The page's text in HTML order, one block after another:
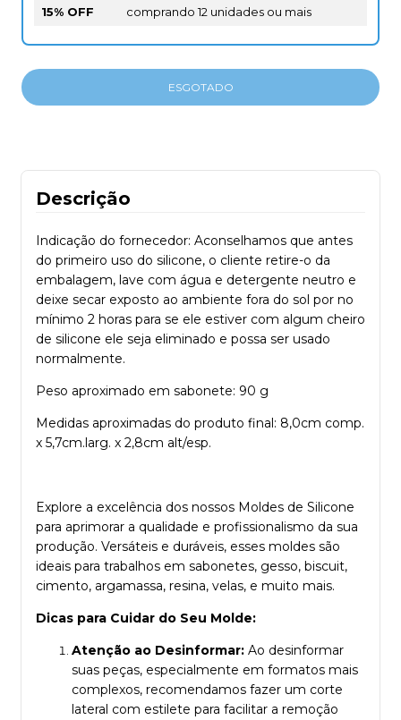
15% OFF
comprando 12 unidades ou mais
Descrição
Indicação do fornecedor: Aconselhamos que antes
do primeiro uso do silicone, o cliente retire-o da
embalagem, lave com água e detergente neutro e
deixe secar exposto ao ambiente fora do sol por no
mínimo 2 horas para se ele estiver com algum cheiro
de silicone ele seja eliminado e possa ser usado
normalmente.
Peso aproximado em sabonete: 90 g
Medidas aproximadas do produto final: 8,0cm comp.
x 5,7cm.larg. x 2,8cm alt/esp.
Explore a excelência dos nossos Moldes de Silicone
para aprimorar a qualidade e profissionalismo da sua
produção. Versáteis e duráveis, esses moldes são
ideais para trabalhos em sabonetes, gesso, biscuit,
cimento, argamassa, resina, velas, e muito mais.
Dicas para Cuidar do Seu Molde:
Atenção ao Desinformar: Ao desinformar
suas peças, especialmente em formatos mais
complexos, recomendamos fazer um corte
lateral com estilete para facilitar a remoção